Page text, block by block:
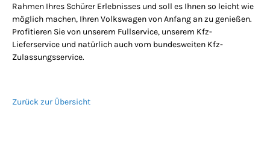
Rahmen Ihres Schürer Erlebnisses und soll es Ihnen so leicht wie
möglich machen, Ihren Volkswagen von Anfang an zu genießen.
Profitieren Sie von unserem Fullservice, unserem Kfz-
Lieferservice und natürlich auch vom bundesweiten Kfz-
Zulassungsservice.
Zurück zur Übersicht